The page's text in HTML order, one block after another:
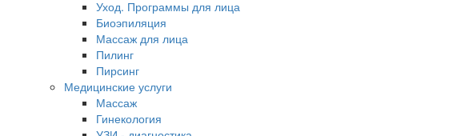
Уход. Программы для лица
Биоэпиляция
Массаж для лица
Пилинг
Пирсинг
Медицинские услуги
Массаж
Гинекология